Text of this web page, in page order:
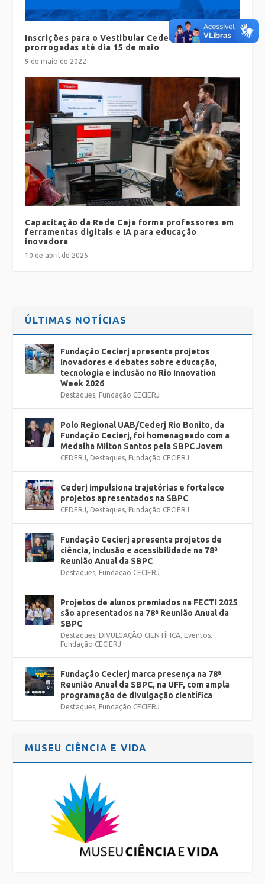
Inscrições para o Vestibular Cederj 2022.2 foram
prorrogadas até dia 15 de maio
9 de maio de 2022
Capacitação da Rede Ceja forma professores em
ferramentas digitais e IA para educação
inovadora
10 de abril de 2025
ÚLTIMAS NOTÍCIAS
Fundação Cecierj apresenta projetos
inovadores e debates sobre educação,
tecnologia e inclusão no Rio Innovation
Week 2026
Destaques, Fundação CECIERJ
Polo Regional UAB/Cederj Rio Bonito, da
Fundação Cecierj, foi homenageado com a
Medalha Milton Santos pela SBPC Jovem
CEDERJ, Destaques, Fundação CECIERJ
Cederj impulsiona trajetórias e fortalece
projetos apresentados na SBPC
CEDERJ, Destaques, Fundação CECIERJ
Fundação Cecierj apresenta projetos de
ciência, inclusão e acessibilidade na 78ª
Reunião Anual da SBPC
Destaques, Fundação CECIERJ
Projetos de alunos premiados na FECTI 2025
são apresentados na 78ª Reunião Anual da
SBPC
Destaques, DIVULGAÇÃO CIENTÍFICA, Eventos,
Fundação CECIERJ
Fundação Cecierj marca presença na 78ª
Reunião Anual da SBPC, na UFF, com ampla
programação de divulgação científica
Destaques, Fundação CECIERJ
MUSEU CIÊNCIA E VIDA